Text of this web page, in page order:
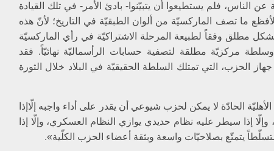
الناس، فلم يستطيعوا أن يتبيّنوا- بادئ الأمر- في تلك القيادة
لأفظع ما تصف الماركسيّة من ألوان الطبقيّة في التاريخ؛ لأنّ هذه
مطلق وفقاً لطبيعة المرحلة الاشتراكيّة في رأي الماركسيّة
وسلطة مركزيّة مطلقة لتصفية حسابات الرأسماليّة نهائيّاً. فقد
الحزب، التي تمتلك السلطة الحقيقيّة في البلاد خلال الثورة
الحادّة لا يمكن لحزب شيوعي أن يقدر على أداء واجبه إلّاإذا
إذا سيطر عليه نظام حديدي يوازي النظام العسكري، وإلّا إذا
يتمتّع بصلاحيّات واسعة وبثقة أعضاء الحزب الكلّية».